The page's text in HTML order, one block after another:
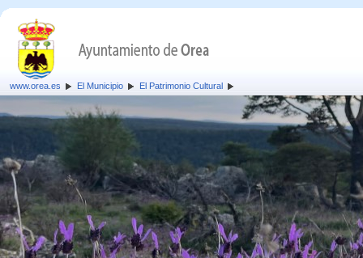
www.orea.es El Municipio El Patrimonio Cultural